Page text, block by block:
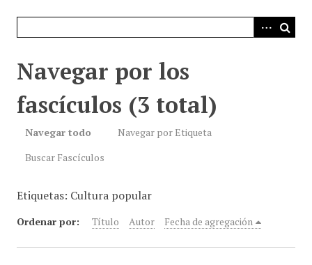
Navegar por los
fascículos (3 total)
Navegar todo
Navegar por Etiqueta
Buscar Fascículos
Etiquetas: Cultura popular
Ordenar por: Título Autor Fecha de agregación